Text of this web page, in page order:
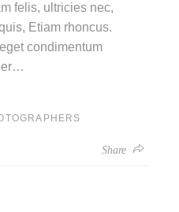
felis, ultricies nec,
Etiam rhoncus.
condimentum
Share